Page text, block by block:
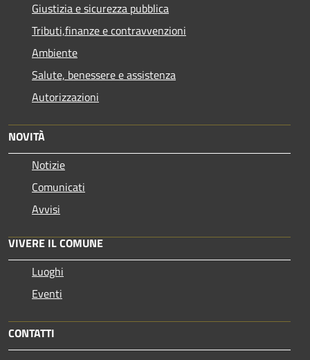
Giustizia e sicurezza pubblica
Tributi,finanze e contravvenzioni
Ambiente
Salute, benessere e assistenza
Autorizzazioni
NOVITÀ
Notizie
Comunicati
Avvisi
VIVERE IL COMUNE
Luoghi
Eventi
CONTATTI